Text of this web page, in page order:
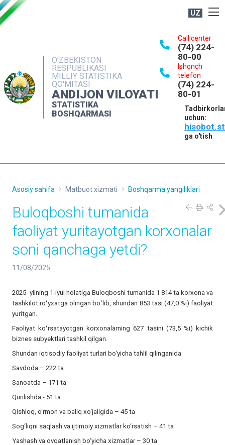
UZ
O'ZBEKISTON
RESPUBLIKASI
MILLIY STATISTIKA
QO'MITASI
ANDIJON VILOYATI
STATISTIKA
BOSHQARMASI
Call center
(74) 224-
80-00
Ishonch
telefon
(74) 224-
80-01
uchun:
ga o'tish
NASHRLAR
INTERAKTIV XIZMATLAR
MATBUOT XIZMATI
MUROJAATLAR
Asosiy sahifa Matbuot xizmati Boshqarma yangiliklari
Buloqboshi tumanida
faoliyat yuritayotgan korxonalar
soni qanchaga yetdi?
11/08/2025
2025- yilning 1-iyul holatiga Buloqboshi tumanida 1 814 ta korxona va
tashkilot roʻyxatga olingan boʻlib, shundan 853 tasi (47,0 %i) faoliyat
yuritgan.
Faoliyat koʻrsatayotgan korxonalarning 627 tasini (73,5 %i) kichik
biznes subyektlari tashkil qilgan.
Shundan iqtisodiy faoliyat turlari bo‘yicha tahlil qilinganida:
Savdoda – 222 ta
Sanoatda – 171 ta
Qurilishda - 51 ta
Qishloq, o‘rmon va baliq xo‘jaligida – 45 ta
Sog‘liqni saqlash va ijtimoiy xizmatlar ko‘rsatish – 41 ta
Yashash va ovqatlanish bo‘yicha xizmatlar – 30 ta